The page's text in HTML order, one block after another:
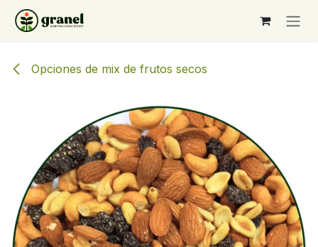
Ir al contenido
Opciones de mix de frutos secos